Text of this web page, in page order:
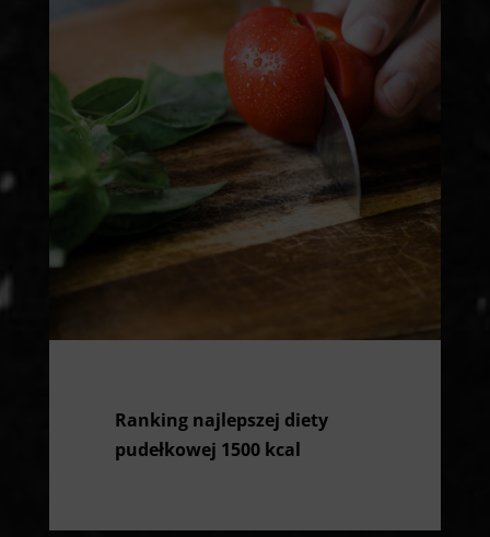
Ranking najlepszej diety
pudełkowej 1500 kcal